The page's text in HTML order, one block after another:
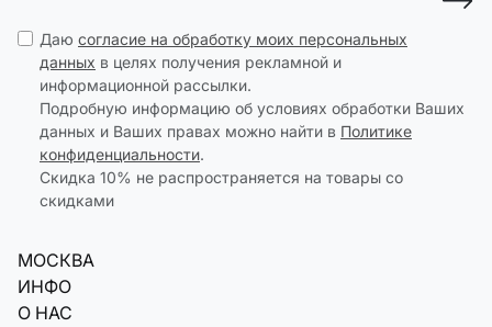
Даю согласие на обработку моих персональных
данных в целях получения рекламной и
информационной рассылки.
Подробную информацию об условиях обработки Ваших
данных и Ваших правах можно найти в Политике
конфиденциальности.
Скидка 10% не распространяется на товары со
скидками
МОСКВА
ИНФО
О НАС